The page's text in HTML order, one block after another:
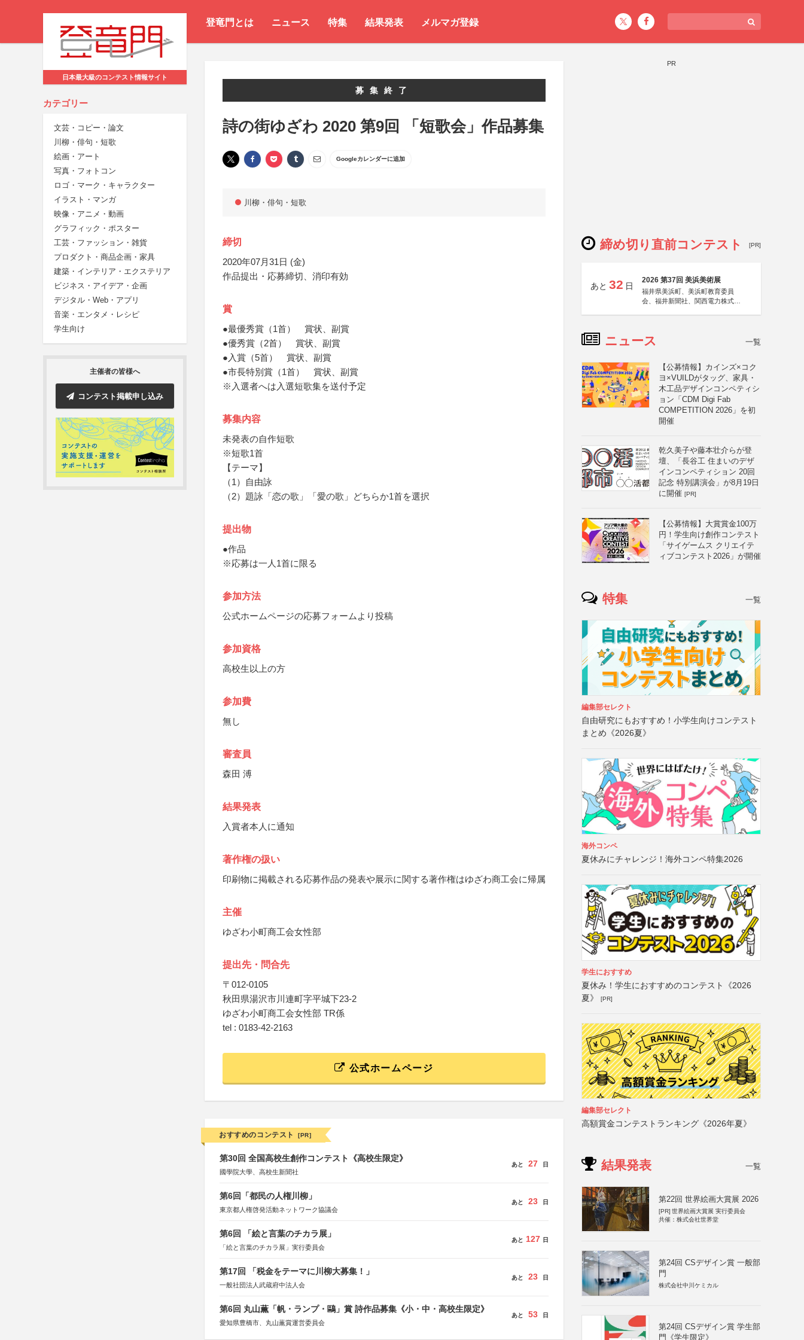
登竜門とは ニュース 特集 結果発表 メルマガ登録
日本最大級のコンテスト情報サイト
カテゴリー
文芸・コピー・論文
川柳・俳句・短歌
絵画・アート
写真・フォトコン
ロゴ・マーク・キャラクター
イラスト・マンガ
映像・アニメ・動画
グラフィック・ポスター
工芸・ファッション・雑貨
プロダクト・商品企画・家具
建築・インテリア・エクステリア
ビジネス・アイデア・企画
デジタル・Web・アプリ
音楽・エンタメ・レシピ
学生向け
主催者の皆様へ
コンテスト掲載申し込み
募集終了
詩の街ゆざわ 2020 第9回 「短歌会」作品募集
Googleカレンダーに追加
川柳・俳句・短歌
締切
2020年07月31日 (金)
作品提出・応募締切、消印有効
賞
●最優秀賞（1首） 賞状、副賞
●優秀賞（2首） 賞状、副賞
●入賞（5首） 賞状、副賞
●市長特別賞（1首） 賞状、副賞
※入選者へは入選短歌集を送付予定
募集内容
未発表の自作短歌
※短歌1首
【テーマ】
（1）自由詠
（2）題詠「恋の歌」「愛の歌」どちらか1首を選択
提出物
●作品
※応募は一人1首に限る
参加方法
公式ホームページの応募フォームより投稿
参加資格
高校生以上の方
参加費
無し
審査員
森田 溥
結果発表
入賞者本人に通知
著作権の扱い
印刷物に掲載される応募作品の発表や展示に関する著作権はゆざわ商工会に帰属
主催
ゆざわ小町商工会女性部
提出先・問合先
〒012-0105
秋田県湯沢市川連町字平城下23-2
ゆざわ小町商工会女性部 TR係
tel : 0183-42-2163
公式ホームページ
おすすめのコンテスト [PR]
第30回 全国高校生創作コンテスト《高校生限定》
國學院大學、高校生新聞社
あと 27 日
第6回「都民の人権川柳」
東京都人権啓発活動ネットワーク協議会
あと 23 日
第6回 「絵と言葉のチカラ展」
「絵と言葉のチカラ展」実行委員会
あと 127 日
第17回 「税金をテーマに川柳大募集！」
一般社団法人武蔵府中法人会
あと 23 日
第6回 丸山薫「帆・ランプ・鷗」賞 詩作品募集《小・中・高校生限定》
愛知県豊橋市、丸山薫賞運営委員会
あと 53 日
PR
締め切り直前コンテスト [PR]
あと 32 日
2026 第37回 美浜美術展
福井県美浜町、美浜町教育委員
会、福井新聞社、関西電力株式会
ニュース 一覧
【公募情報】カインズ×コク
ヨ×VUILDがタッグ、家具・
木工品デザインコンペティシ
ョン「CDM Digi Fab
COMPETITION 2026」を初
開催
乾久美子や藤本壮介らが登
壇、「長谷工 住まいのデザ
インコンペティション 20回
記念 特別講演会」が8月19日
に開催 [PR]
【公募情報】大賞賞金100万
円！学生向け創作コンテスト
「サイゲームス クリエイテ
ィブコンテスト2026」が開催
特集 一覧
編集部セレクト
自由研究にもおすすめ！小学生向けコンテスト
まとめ《2026夏》
海外コンペ
夏休みにチャレンジ！海外コンペ特集2026
学生におすすめ
夏休み！学生におすすめのコンテスト《2026
夏》
[PR]
編集部セレクト
高額賞金コンテストランキング《2026年夏》
結果発表 一覧
第22回 世界絵画大賞展 2026
[PR] 世界絵画大賞展 実行委員会
共催：株式会社世界堂
第24回 CSデザイン賞 一般部
門
株式会社中川ケミカル
第24回 CSデザイン賞 学生部
門《学生限定》